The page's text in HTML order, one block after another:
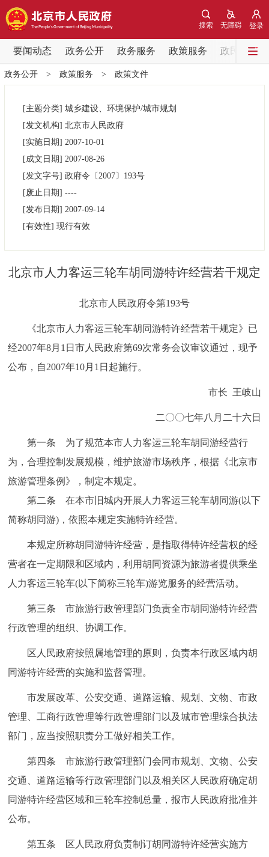
登录
无障碍
搜索
要闻动态 政务公开 政务服务 政策服务 政民互动
要闻动态
党中央精神 国务院信息
北京要闻 会议信息
政务公开
市领导
政策兑现 政策解读 回应关切
个人服务 法人服务 部门服务
政民互动
12345网上接诉即办
参与调查 在线访谈
走进北京
绿色北京 图说北京 视频北京
ENGLISH 한국어
ESPAÑOL العربية
ITALIANO
政务公开> 政策服务 > 政策文件
[主题分类] 城乡建设、环境保护/城市规划
[发文机构] 北京市人民政府
[实施日期] 2007-10-01
[成文日期] 2007-08-26
[发文字号] 政府令 〔2007〕 193号
[废止日期] ----
[发布日期] 2007-09-14
[有效性] 现行有效
北京市人力客运三轮车胡同游特许经营若干规定
北京市人民政府令第193号
《北京市人力客运三轮车胡同游特许经营若干规定》已
经2007年8月1日市人民政府第69次常务会议审议通过，现予
公布，自2007年10月1日起施行。
市长 王岐山
二〇〇七年八月二十六日
第一条 为了规范本市人力客运三轮车胡同游经营行
为，合理控制发展规模，维护旅游市场秩序，根据《北京市
旅游管理条例》，制定本规定。
第二条 在本市旧城内开展人力客运三轮车胡同游(以下
简称胡同游)，依照本规定实施特许经营。
本规定所称胡同游特许经营，是指取得特许经营权的经
营者在一定期限和区域内，利用胡同资源为旅游者提供乘坐
人力客运三轮车(以下简称三轮车)游览服务的经营活动。
第三条 市旅游行政管理部门负责全市胡同游特许经营
行政管理的组织、协调工作。
区人民政府按照属地管理的原则，负责本行政区域内胡
同游特许经营的实施和监督管理。
市发展改革、公安交通、道路运输、规划、文物、市政
管理、工商行政管理等行政管理部门以及城市管理综合执法
部门，应当按照职责分工做好相关工作。
第四条 市旅游行政管理部门会同市规划、文物、公安
交通、道路运输等行政管理部门以及相关区人民政府确定胡
同游特许经营区域和三轮车控制总量，报市人民政府批准并
公布。
第五条 区人民政府负责制订胡同游特许经营实施方